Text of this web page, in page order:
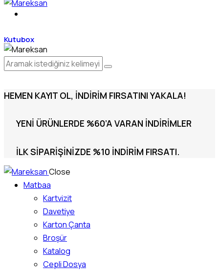
Kutubox
HEMEN KAYIT OL, İNDIRIM FIRSATINI YAKALA!
YENI ÜRÜNLERDE %60’A VARAN İNDIRIMLER
İLK SIPARIŞINIZDE %10 INDIRIM FIRSATI.
Close
Matbaa
Kartvizit
Davetiye
Karton Çanta
Broşür
Katalog
Cepli Dosya